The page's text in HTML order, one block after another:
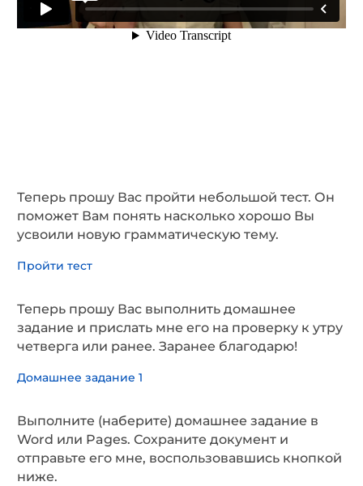
Теперь прошу Вас пройти небольшой тест. Он
поможет Вам понять насколько хорошо Вы
усвоили новую грамматическую тему.
Пройти тест
Теперь прошу Вас выполнить домашнее
задание и прислать мне его на проверку к утру
четверга или ранее. Заранее благодарю!
Домашнее задание 1
Выполните (наберите) домашнее задание в
Word или Pages. Сохраните документ и
отправьте его мне, воспользовавшись кнопкой
ниже.